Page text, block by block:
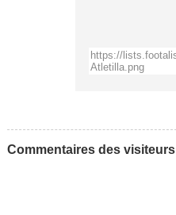
Commentaires des visiteurs